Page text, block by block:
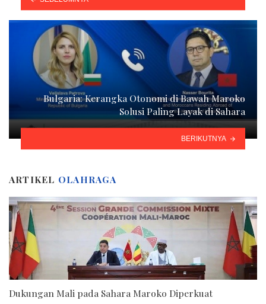
Bulgaria: Kerangka Otonomi di Bawah Maroko
Solusi Paling Layak di Sahara
BERIKUTNYA
ARTIKEL OLAHRAGA
Dukungan Mali pada Sahara Maroko Diperkuat